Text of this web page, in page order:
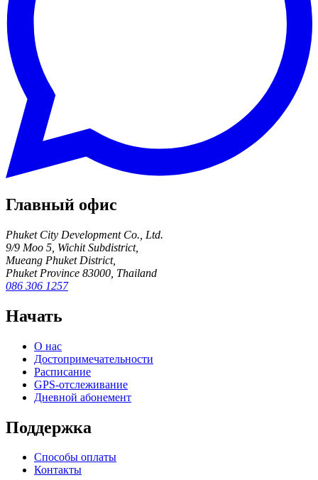
Главный офис
Phuket City Development Co., Ltd.
9/9 Moo 5, Wichit Subdistrict,
Mueang Phuket District,
Phuket Province 83000, Thailand
086 306 1257
Начать
О нас
Достопримечательности
Расписание
GPS-отслеживание
Дневной абонемент
Поддержка
Способы оплаты
Контакты